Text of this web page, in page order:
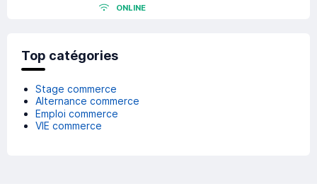
ONLINE
Top catégories
Stage commerce
Alternance commerce
Emploi commerce
VIE commerce